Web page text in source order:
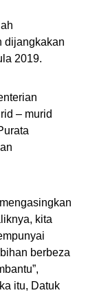
dijangkakan
2019.
– murid
kita
berbeza
itu, Datuk